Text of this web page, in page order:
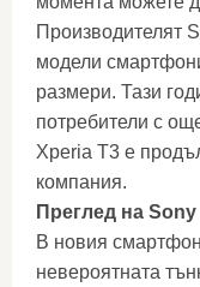
Производителят
модели
размери. Тази
потребители с
Xperia T3 е
компания.
Преглед на
В новия
невероятната